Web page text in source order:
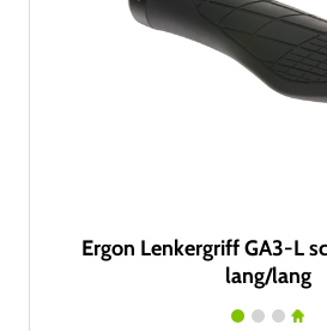
Ergon Lenkergriff GA3-L
lang/lang